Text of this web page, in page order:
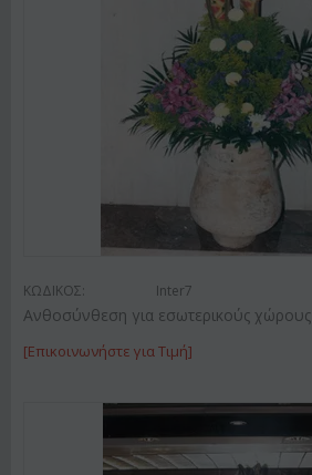
ΚΩΔΙΚΟΣ: Inter7
Ανθοσύνθεση για εσωτερικούς χώρους
[Επικοινωνήστε για Τιμή]